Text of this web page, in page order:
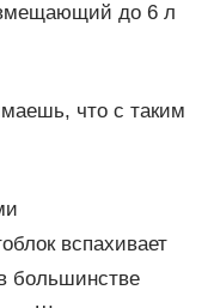
до 6 л
что с таким
вспахивает
большинстве